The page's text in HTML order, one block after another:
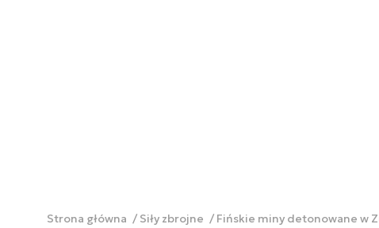
Strona główna Siły zbrojne Fińskie miny detonowane w